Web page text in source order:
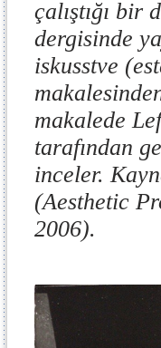
çalıştığı bir
dergisinde
iskusstve
makalede
tarafından
inceler.
(Aesthetic
2006).